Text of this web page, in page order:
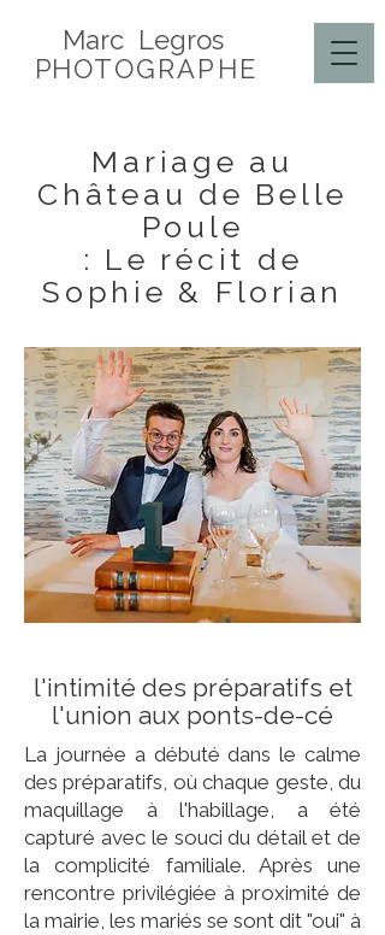
Marc Legros
PHOTOGRAPHE
Mariage au
Château de Belle
Poule
: Le récit de
Sophie & Florian
l'intimité des préparatifs et
l'union aux ponts-de-cé
La journée a débuté dans le calme
des préparatifs, où chaque geste, du
maquillage à l'habillage, a été
capturé avec le souci du détail et de
la complicité familiale. Après une
rencontre privilégiée à proximité de
la mairie, les mariés se sont dit "oui" à